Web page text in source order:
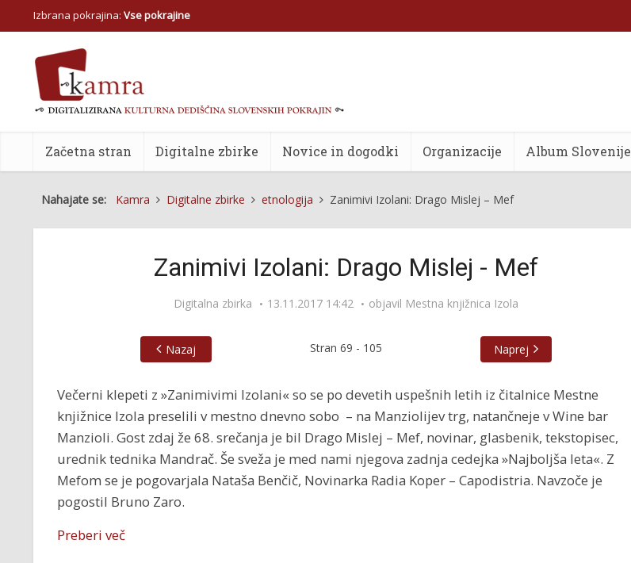
Izbrana pokrajina: Vse pokrajine
Začetna stran Digitalne zbirke Novice in dogodki Organizacije Album Slovenije
Nahajate se: Kamra Digitalne zbirke etnologija Zanimivi Izolani: Drago Mislej – Mef
Zanimivi Izolani: Drago Mislej - Mef
Digitalna zbirka 13.11.2017 14:42 objavil Mestna knjižnica Izola
Stran 69 - 105
Nazaj Naprej
Večerni klepeti z »Zanimivimi Izolani« so se po devetih uspešnih letih iz čitalnice Mestne
knjižnice Izola preselili v mestno dnevno sobo – na Manziolijev trg, natančneje v Wine bar
Manzioli. Gost zdaj že 68. srečanja je bil Drago Mislej – Mef, novinar, glasbenik, tekstopisec,
urednik tednika Mandrač. Še sveža je med nami njegova zadnja cedejka »Najboljša leta«. Z
Mefom se je pogovarjala Nataša Benčič, Novinarka Radia Koper – Capodistria. Navzoče je
pogostil Bruno Zaro.
Preberi več